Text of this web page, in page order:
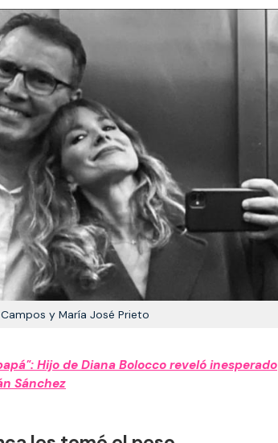
y María José Prieto
Hijo de Diana Bolocco reveló inesperado
Sánchez